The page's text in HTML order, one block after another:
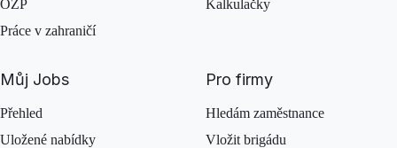
OZP
Práce v zahraničí
Kalkulačky
Můj Jobs
Přehled
Uložené nabídky
Pro firmy
Hledám zaměstnance
Vložit brigádu